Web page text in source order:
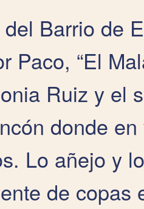
Barrio de
Paco, “El
Ruiz y el
donde
Lo añejo y
de copas